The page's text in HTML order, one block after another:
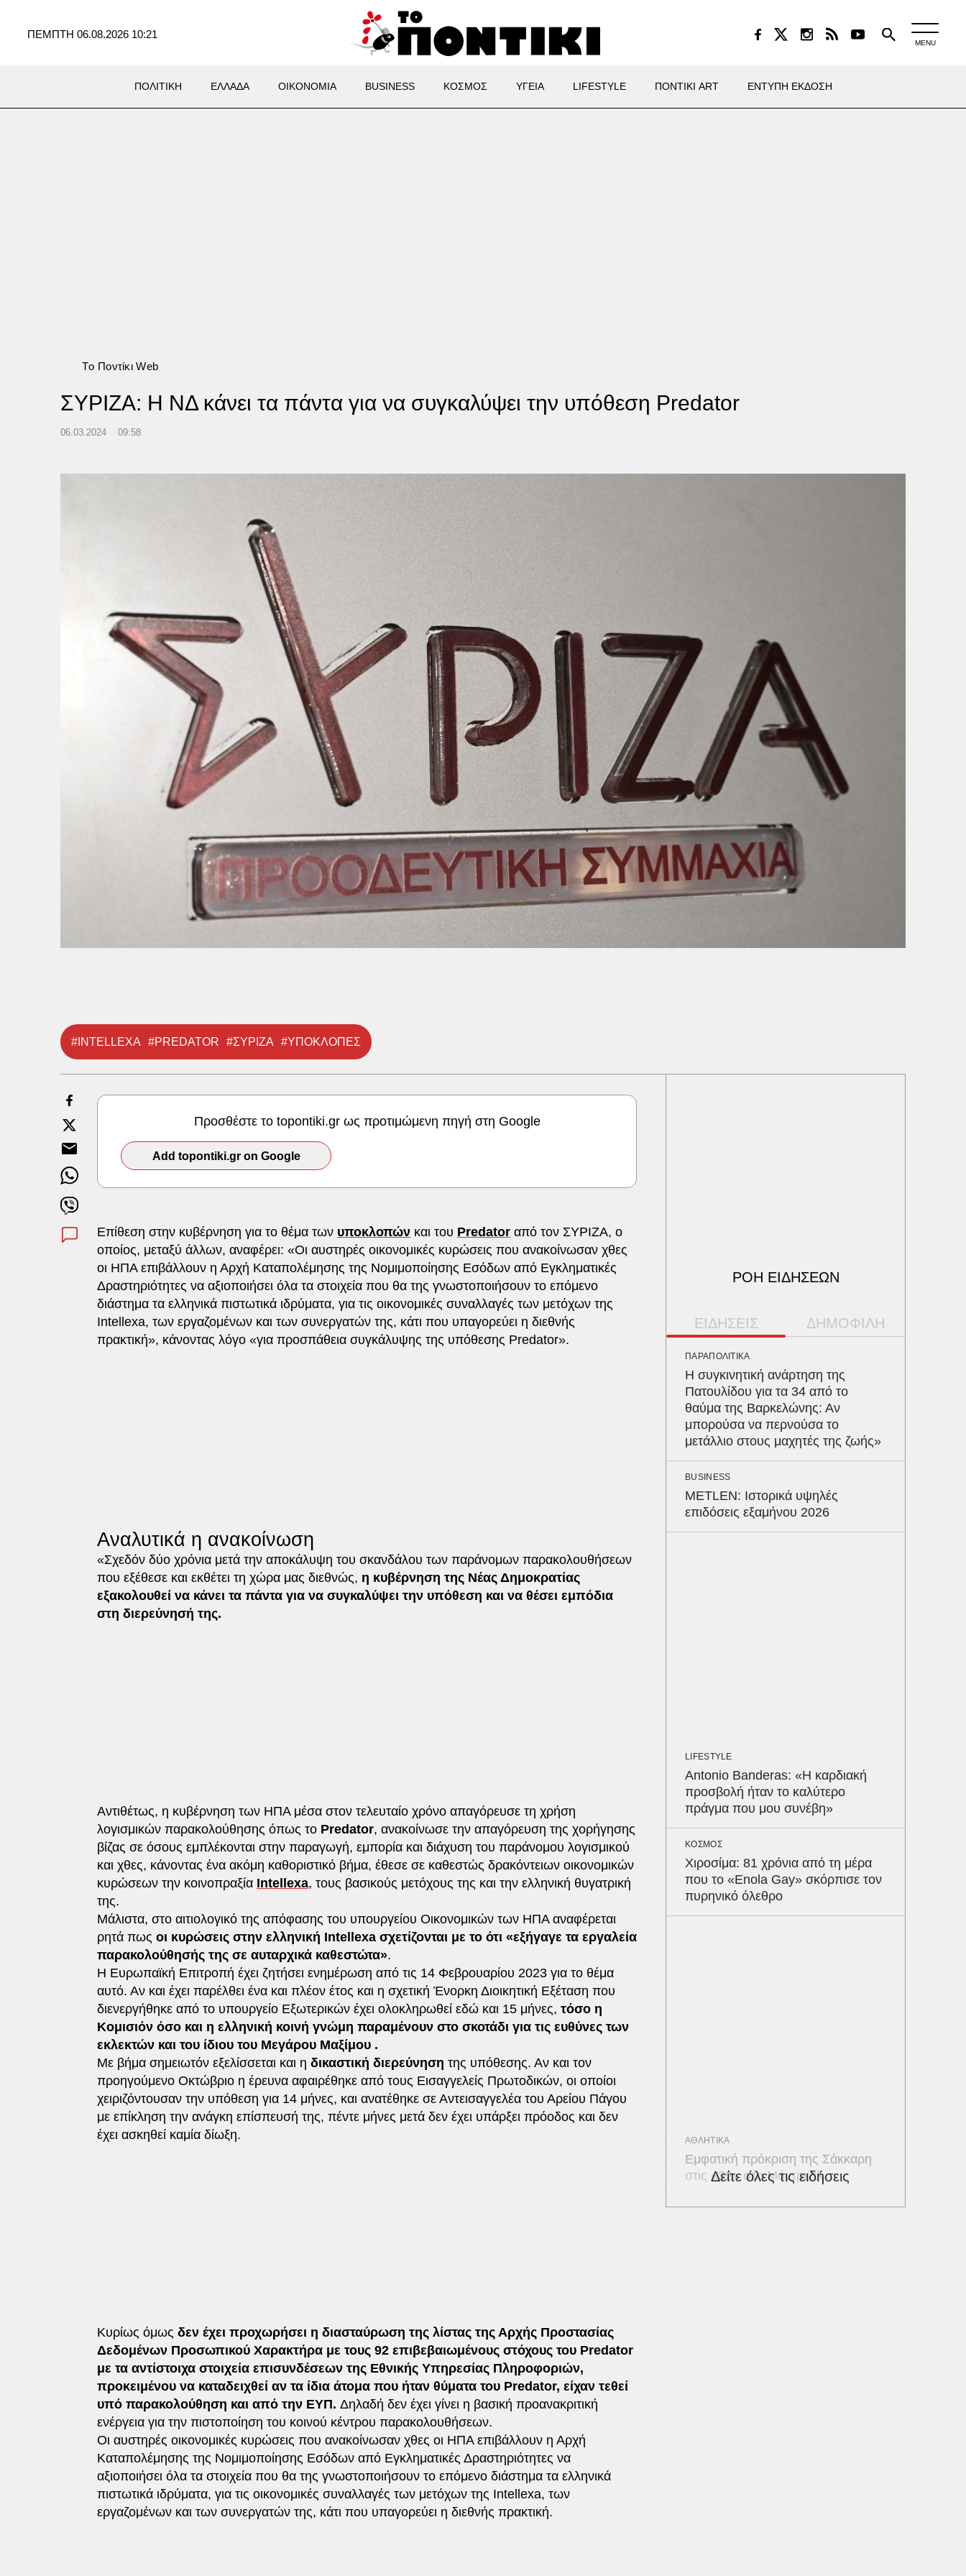
ΠΕΜΠΤΗ 06.08.2026 10:21
MENU
ΠΟΛΙΤΙΚΗ ΕΛΛΑΔΑ ΟΙΚΟΝΟΜΙΑ BUSINESS ΚΟΣΜΟΣ ΥΓΕΙΑ LIFESTYLE ΠΟΝΤΙΚΙ ART ΕΝΤΥΠΗ ΕΚΔΟΣΗ
Tο Ποντίκι Web
ΣΥΡΙΖΑ: Η ΝΔ κάνει τα πάντα για να συγκαλύψει την υπόθεση Predator
06.03.2024 09:58
#INTELLEXA #PREDATOR #ΣΥΡΙΖΑ #ΥΠΟΚΛΟΠΕΣ
Προσθέστε το topontiki.gr ως προτιμώμενη πηγή στη Google
Add topontiki.gr on Google
Επίθεση στην κυβέρνηση για το θέμα των υποκλοπών και του Predator από τον ΣΥΡΙΖΑ, ο
οποίος, μεταξύ άλλων, αναφέρει: «Οι αυστηρές οικονομικές κυρώσεις που ανακοίνωσαν χθες
οι ΗΠΑ επιβάλλουν η Αρχή Καταπολέμησης της Νομιμοποίησης Εσόδων από Εγκληματικές
Δραστηριότητες να αξιοποιήσει όλα τα στοιχεία που θα της γνωστοποιήσουν το επόμενο
διάστημα τα ελληνικά πιστωτικά ιδρύματα, για τις οικονομικές συναλλαγές των μετόχων της
Intellexa, των εργαζομένων και των συνεργατών της, κάτι που υπαγορεύει η διεθνής
πρακτική», κάνοντας λόγο «για προσπάθεια συγκάλυψης της υπόθεσης Predator».
Αναλυτικά η ανακοίνωση
«Σχεδόν δύο χρόνια μετά την αποκάλυψη του σκανδάλου των παράνομων παρακολουθήσεων
που εξέθεσε και εκθέτει τη χώρα μας διεθνώς, η κυβέρνηση της Νέας Δημοκρατίας
εξακολουθεί να κάνει τα πάντα για να συγκαλύψει την υπόθεση και να θέσει εμπόδια
στη διερεύνησή της.
Αντιθέτως, η κυβέρνηση των ΗΠΑ μέσα στον τελευταίο χρόνο απαγόρευσε τη χρήση
λογισμικών παρακολούθησης όπως το Predator, ανακοίνωσε την απαγόρευση της χορήγησης
βίζας σε όσους εμπλέκονται στην παραγωγή, εμπορία και διάχυση του παράνομου λογισμικού
και χθες, κάνοντας ένα ακόμη καθοριστικό βήμα, έθεσε σε καθεστώς δρακόντειων οικονομικών
κυρώσεων την κοινοπραξία Intellexa, τους βασικούς μετόχους της και την ελληνική θυγατρική
της.
Μάλιστα, στο αιτιολογικό της απόφασης του υπουργείου Οικονομικών των ΗΠΑ αναφέρεται
ρητά πως οι κυρώσεις στην ελληνική Intellexa σχετίζονται με το ότι «εξήγαγε τα εργαλεία
παρακολούθησής της σε αυταρχικά καθεστώτα».
Η Ευρωπαϊκή Επιτροπή έχει ζητήσει ενημέρωση από τις 14 Φεβρουαρίου 2023 για το θέμα
αυτό. Αν και έχει παρέλθει ένα και πλέον έτος και η σχετική Ένορκη Διοικητική Εξέταση που
διενεργήθηκε από το υπουργείο Εξωτερικών έχει ολοκληρωθεί εδώ και 15 μήνες, τόσο η
Κομισιόν όσο και η ελληνική κοινή γνώμη παραμένουν στο σκοτάδι για τις ευθύνες των
εκλεκτών και του ίδιου του Μεγάρου Μαξίμου .
Με βήμα σημειωτόν εξελίσσεται και η δικαστική διερεύνηση της υπόθεσης. Αν και τον
προηγούμενο Οκτώβριο η έρευνα αφαιρέθηκε από τους Εισαγγελείς Πρωτοδικών, οι οποίοι
χειριζόντουσαν την υπόθεση για 14 μήνες, και ανατέθηκε σε Αντεισαγγελέα του Αρείου Πάγου
με επίκληση την ανάγκη επίσπευσή της, πέντε μήνες μετά δεν έχει υπάρξει πρόοδος και δεν
έχει ασκηθεί καμία δίωξη.
Κυρίως όμως δεν έχει προχωρήσει η διασταύρωση της λίστας της Αρχής Προστασίας
Δεδομένων Προσωπικού Χαρακτήρα με τους 92 επιβεβαιωμένους στόχους του Predator
με τα αντίστοιχα στοιχεία επισυνδέσεων της Εθνικής Υπηρεσίας Πληροφοριών,
προκειμένου να καταδειχθεί αν τα ίδια άτομα που ήταν θύματα του Predator, είχαν τεθεί
υπό παρακολούθηση και από την ΕΥΠ. Δηλαδή δεν έχει γίνει η βασική προανακριτική
ενέργεια για την πιστοποίηση του κοινού κέντρου παρακολουθήσεων.
Οι αυστηρές οικονομικές κυρώσεις που ανακοίνωσαν χθες οι ΗΠΑ επιβάλλουν η Αρχή
Καταπολέμησης της Νομιμοποίησης Εσόδων από Εγκληματικές Δραστηριότητες να
αξιοποιήσει όλα τα στοιχεία που θα της γνωστοποιήσουν το επόμενο διάστημα τα ελληνικά
πιστωτικά ιδρύματα, για τις οικονομικές συναλλαγές των μετόχων της Intellexa, των
εργαζομένων και των συνεργατών της, κάτι που υπαγορεύει η διεθνής πρακτική.
ΡΟΗ ΕΙΔΗΣΕΩΝ
ΕΙΔΗΣΕΙΣ ΔΗΜΟΦΙΛΗ
ΠΑΡΑΠΟΛΙΤΙΚΑ
Η συγκινητική ανάρτηση της
Πατουλίδου για τα 34 από το
θαύμα της Βαρκελώνης: Αν
μπορούσα να περνούσα το
μετάλλιο στους μαχητές της ζωής»
BUSINESS
METLEN: Ιστορικά υψηλές
επιδόσεις εξαμήνου 2026
LIFESTYLE
Antonio Banderas: «Η καρδιακή
προσβολή ήταν το καλύτερο
πράγμα που μου συνέβη»
ΚΟΣΜΟΣ
Χιροσίμα: 81 χρόνια από τη μέρα
που το «Enola Gay» σκόρπισε τον
πυρηνικό όλεθρο
ΑΘΛΗΤΙΚΑ
Εμφατική πρόκριση της Σάκκαρη
στις «32» στο Μόντρεαλ
Δείτε όλες τις ειδήσεις